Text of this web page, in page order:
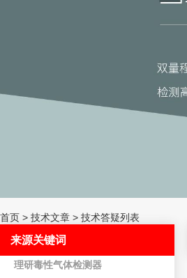
首页 > 技术文章 > 技术答疑列表
来源关键词
理研毒性气体检测器